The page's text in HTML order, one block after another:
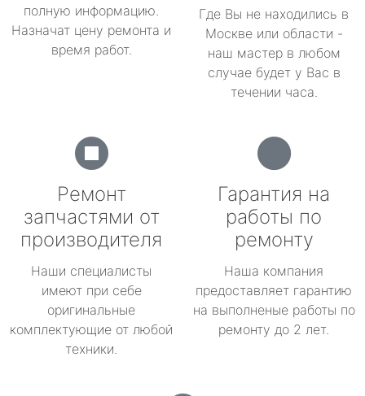
полную информацию.
Назначат цену ремонта и
время работ.
Где Вы не находились в
Москве или области -
наш мастер в любом
случае будет у Вас в
течении часа.
Ремонт
запчастями от
производителя
Наши специалисты
имеют при себе
оригинальные
комплектующие от любой
техники.
Гарантия на
работы по
ремонту
Наша компания
предоставляет гарантию
на выполненые работы по
ремонту до 2 лет.